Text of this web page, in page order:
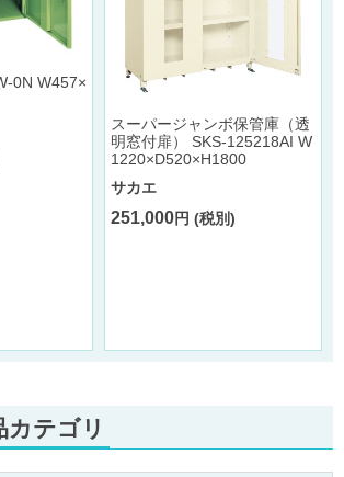
0N W457×
スーパージャンボ保管庫（透
明窓付扉） SKS-125218AI W
1220×D520×H1800
サカエ
251,000円 (税別)
カテゴリ